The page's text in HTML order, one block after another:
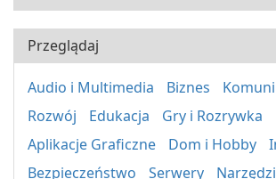
Przeglądaj
Audio i Multimedia Biznes
Rozwój
Edukacja
Gry i Rozrywka
Aplikacje Graficzne
Dom i Hobby
Bezpieczeństwo
Serwery